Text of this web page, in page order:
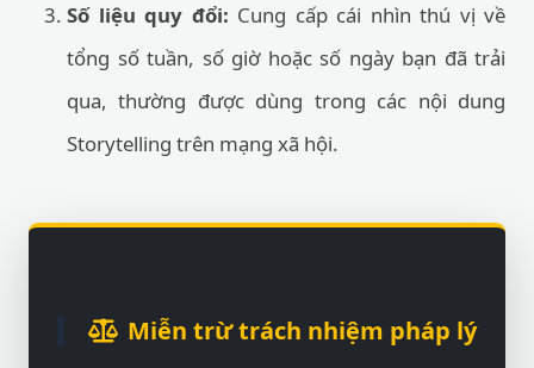
Số liệu quy đổi: Cung cấp cái nhìn thú vị về
tổng số tuần, số giờ hoặc số ngày bạn đã trải
qua, thường được dùng trong các nội dung
Storytelling trên mạng xã hội.
Miễn trừ trách nhiệm pháp lý